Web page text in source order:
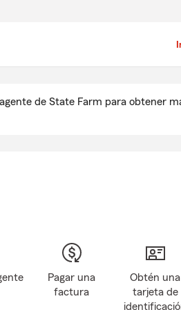
de State Farm para obtener
Pagar una
factura
Obtén una
tarjeta de